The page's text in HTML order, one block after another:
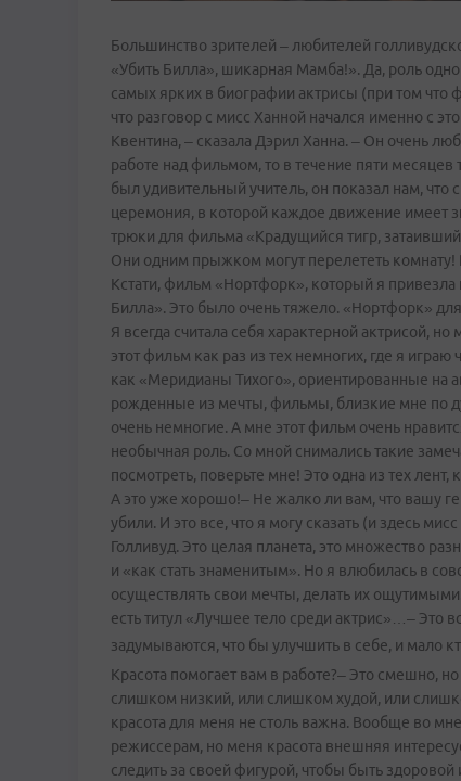
Большинство зрителей – любителей
«Убить Билла», шикарная Мамба!». Да, роль
самых ярких в биографии актрисы (при том что
что разговор с мисс Ханной начался именно с
Квентина, – сказала Дэрил Ханна. – Он очень
работе над фильмом, то в течение пяти
был удивительный учитель, он показал нам, что
церемония, в которой каждое движение имеет
трюки для фильма «Крадущийся тигр,
Они одним прыжком могут перелететь
Кстати, фильм «Нортфорк», который я
Билла». Это было очень тяжело. «Нортфорк»
Я всегда считала себя характерной актрисой,
этот фильм как раз из тех немногих, где я
как «Меридианы Тихого», ориентированные на
рожденные из мечты, фильмы, близкие мне по
очень немногие. А мне этот фильм очень
необычная роль. Со мной снимались такие
посмотреть, поверьте мне! Это одна из тех
А это уже хорошо!– Не жалко ли вам, что вашу
убили. И это все, что я могу сказать (и здесь
Голливуд. Это целая планета, это множество
и «как стать знаменитым». Но я влюбилась в
осуществлять свои мечты, делать их
есть титул «Лучшее тело среди актрис»…– Это
задумываются, что бы улучшить в себе, и мало
Красота помогает вам в работе?– Это смешно,
слишком низкий, или слишком худой, или
красота для меня не столь важна. Вообще во
режиссерам, но меня красота внешняя
следить за своей фигурой, чтобы быть